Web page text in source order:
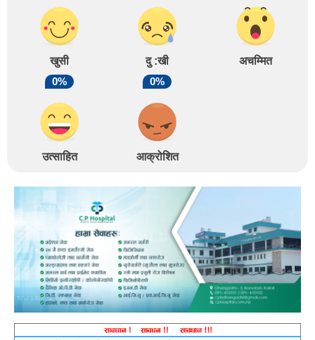
खुसी दु :खी
अचम्मित
0%
उत्साहित
0%
आक्रोशित